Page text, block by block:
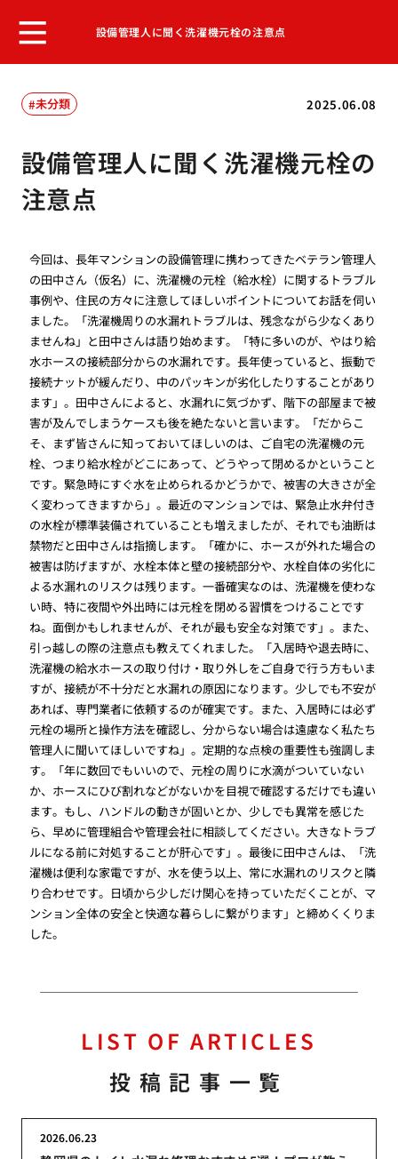
設備管理人に聞く洗濯機元栓の注意点
2025.06.08
未分類
設備管理人に聞く洗濯機元栓の
注意点
今回は、長年マンションの設備管理に携わってきたベテラン管理人
の田中さん（仮名）に、洗濯機の元栓（給水栓）に関するトラブル
事例や、住民の方々に注意してほしいポイントについてお話を伺い
ました。「洗濯機周りの水漏れトラブルは、残念ながら少なくあり
ませんね」と田中さんは語り始めます。「特に多いのが、やはり給
水ホースの接続部分からの水漏れです。長年使っていると、振動で
接続ナットが緩んだり、中のパッキンが劣化したりすることがあり
ます」。田中さんによると、水漏れに気づかず、階下の部屋まで被
害が及んでしまうケースも後を絶たないと言います。「だからこ
そ、まず皆さんに知っておいてほしいのは、ご自宅の洗濯機の元
栓、つまり給水栓がどこにあって、どうやって閉めるかということ
です。緊急時にすぐ水を止められるかどうかで、被害の大きさが全
く変わってきますから」。最近のマンションでは、緊急止水弁付き
の水栓が標準装備されていることも増えましたが、それでも油断は
禁物だと田中さんは指摘します。「確かに、ホースが外れた場合の
被害は防げますが、水栓本体と壁の接続部分や、水栓自体の劣化に
よる水漏れのリスクは残ります。一番確実なのは、洗濯機を使わな
い時、特に夜間や外出時には元栓を閉める習慣をつけることです
ね。面倒かもしれませんが、それが最も安全な対策です」。また、
引っ越しの際の注意点も教えてくれました。「入居時や退去時に、
洗濯機の給水ホースの取り付け・取り外しをご自身で行う方もいま
すが、接続が不十分だと水漏れの原因になります。少しでも不安が
あれば、専門業者に依頼するのが確実です。また、入居時には必ず
元栓の場所と操作方法を確認し、分からない場合は遠慮なく私たち
管理人に聞いてほしいですね」。定期的な点検の重要性も強調しま
す。「年に数回でもいいので、元栓の周りに水滴がついていない
か、ホースにひび割れなどがないかを目視で確認するだけでも違い
ます。もし、ハンドルの動きが固いとか、少しでも異常を感じた
ら、早めに管理組合や管理会社に相談してください。大きなトラブ
ルになる前に対処することが肝心です」。最後に田中さんは、「洗
濯機は便利な家電ですが、水を使う以上、常に水漏れのリスクと隣
り合わせです。日頃から少しだけ関心を持っていただくことが、マ
ンション全体の安全と快適な暮らしに繋がります」と締めくくりま
した。
LIST OF ARTICLES
投稿記事一覧
2026.06.23